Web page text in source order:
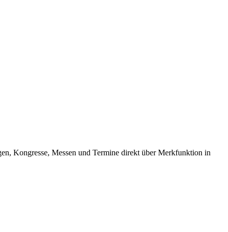
Kongresse, Messen und Termine direkt über Merkfunktion in